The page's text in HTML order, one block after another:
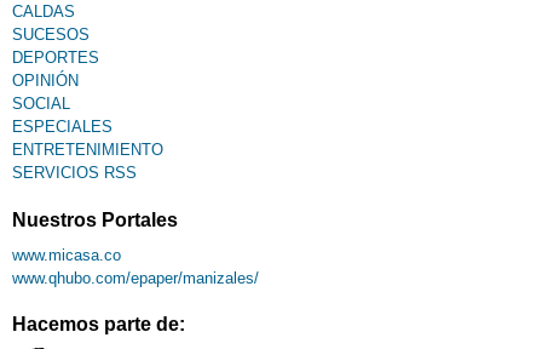
CALDAS
SUCESOS
DEPORTES
OPINIÓN
SOCIAL
ESPECIALES
ENTRETENIMIENTO
SERVICIOS RSS
Nuestros Portales
www.micasa.co
www.qhubo.com/epaper/manizales/
Hacemos parte de: